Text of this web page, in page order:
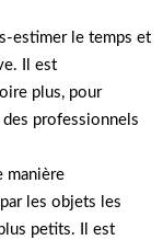
estimer le temps et
Il est
plus, pour
des professionnels
manière
les objets les
petits. Il est